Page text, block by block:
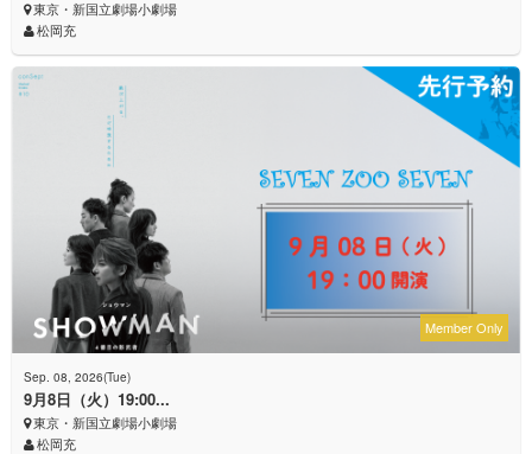
東京・新国立劇場小劇場
松岡充
Member Only
Sep. 08, 2026(Tue)
9月8日（火）19:00...
東京・新国立劇場小劇場
松岡充